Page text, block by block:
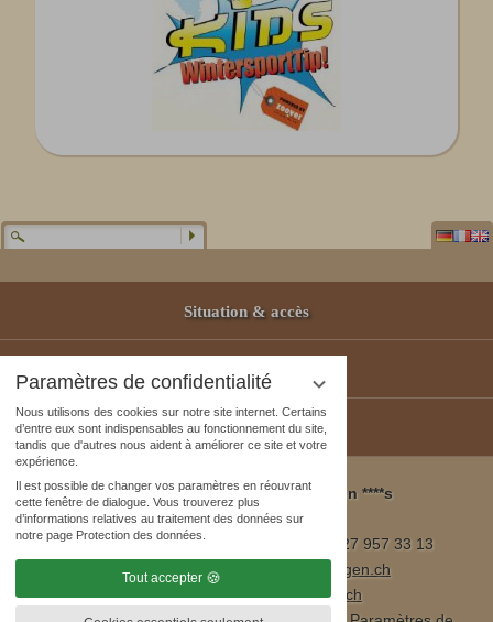
Paramètres de confidentialité
Nous utilisons des cookies sur notre site internet. Certains
d’entre eux sont indispensables au fonctionnement du site,
tandis que d'autres nous aident à améliorer ce site et votre
expérience.
Il est possible de changer vos paramètres en réouvrant
cette fenêtre de dialogue. Vous trouverez plus
d’informations relatives au traitement des données sur
notre page Protection des données.
Tout accepter
Situation & accès
Partenaires
Bons-Cadeaux
Wellness & Spa Pirmin Zurbriggen ****s
3905 Saas Almagell, Suisse
Tél. ++41 (0)27 957 23 01 / fax ++41 (0)27 957 33 13
E-mail:
info@wellnesshotel-zurbriggen.ch
www.wellnesshotel-zurbriggen.ch